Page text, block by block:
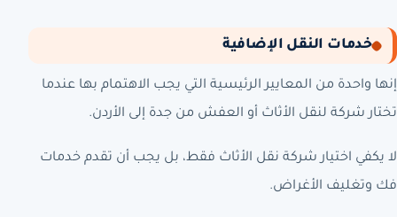
خدمات النقل الإضافية
إنها واحدة من المعايير الرئيسية التي يجب الاهتمام بها عندما
تختار شركة لنقل الأثاث أو العفش من جدة إلى الأردن.
لا يكفي اختيار شركة نقل الأثاث فقط، بل يجب أن تقدم خدمات
فك وتغليف الأغراض.